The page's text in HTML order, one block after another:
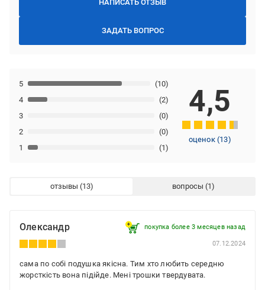
НАПИСАТЬ ОТЗЫВ
ЗАДАТЬ ВОПРОС
1 (1)
2 (0)
3 (0)
4 (2)
5 (10)
4,5
оценок (13)
отзывы вопросы
Олександр покупка более 3 месяцев назад
07.12.2024
сама по собі подушка якісна. Тим хто любить середню
жорсткість вона підійде. Мені трошки твердувата.